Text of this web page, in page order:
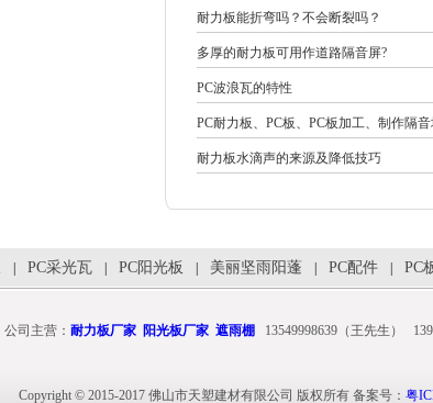
耐力板能折弯吗？不会断裂吗？
多厚的耐力板可用作道路隔音屏?
PC波浪瓦的特性
PC耐力板、PC板、PC板加工、制作隔
耐力板水滴声的来源及降低技巧
PC采光瓦 PC阳光板 美丽坚雨阳蓬 PC配件 PC
公司主营： 耐力板厂家 阳光板厂家 遮雨棚 13549998639（王先生）
Copyright © 2015-2017 佛山市天塑建材有限公司 版权所有 备案号： 粤